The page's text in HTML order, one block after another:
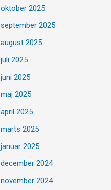
oktober 2025
september 2025
august 2025
juli 2025
juni 2025
maj 2025
april 2025
marts 2025
januar 2025
december 2024
november 2024